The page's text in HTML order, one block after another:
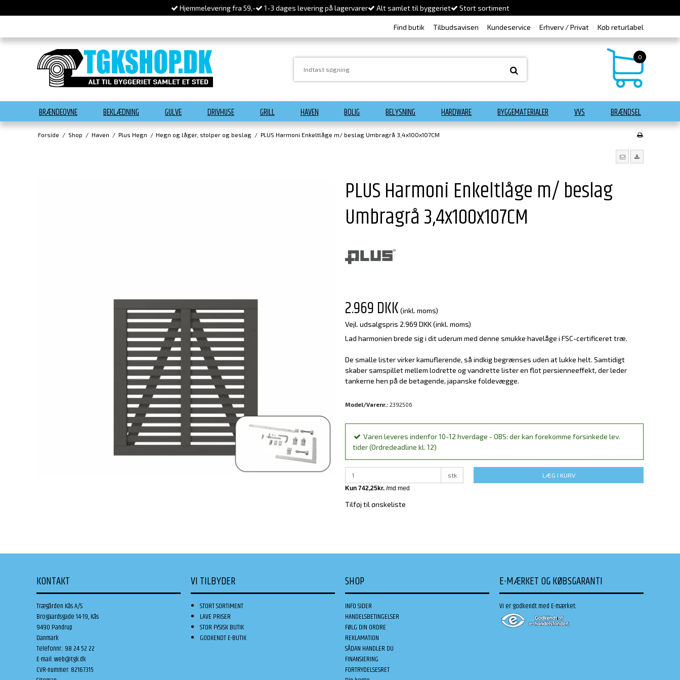
Hjemmelevering fra 59,- 1-3 dages levering på lagervarer Alt samlet til byggeriet Stort sortiment
Find butik Tilbudsavisen Kundeservice Erhverv / Privat Køb returlabel
0
BRÆNDEOVNE BEKLÆDNING GULVE DRIVHUSE GRILL HAVEN BOLIG BELYSNING HARDWARE BYGGEMATERIALER VVS BRÆNDSEL
Forside / Shop / Haven / Plus Hegn / Hegn og låger, stolper og beslag / PLUS Harmoni Enkeltlåge m/ beslag Umbragrå 3,4x100x107CM
PLUS Harmoni Enkeltlåge m/ beslag
Umbragrå 3,4x100x107CM
2.969 DKK (inkl. moms)
Vejl. udsalgspris 2.969 DKK(inkl. moms)
Lad harmonien brede sig i dit uderum med denne smukke havelåge i FSC-certificeret træ.
De smalle lister virker kamuflerende, så indkig begrænses uden at lukke helt. Samtidigt
skaber samspillet mellem lodrette og vandrette lister en flot persienneeffekt, der leder
tankerne hen på de betagende, japanske foldevægge.
Model/Varenr.: 2392506
Varen leveres indenfor 10-12 hverdage - OBS: der kan forekomme forsinkede lev.
tider (Ordredeadline kl. 12)
stk LÆG I KURV
Tilføj til ønskeliste
KONTAKT
Trægården Kås A/S
Brogaardsgade 14-19, Kås
9490 Pandrup
Danmark
Telefonnr.: 98 24 52 22
E-mail:web@tgk.dk
CVR-nummer: 82167315
VI TILBYDER
STORT SORTIMENT
LAVE PRISER
STOR FYSISK BUTIK
GODKENDT E-BUTIK
SHOP
INFO SIDER
HANDELSBETINGELSER
FØLG DIN ORDRE
REKLAMATION
SÅDAN HANDLER DU
FINANSIERING
FORTRYDELSESRET
E-MÆRKET OG KØBSGARANTI
Vi er godkendt med E-mærket: